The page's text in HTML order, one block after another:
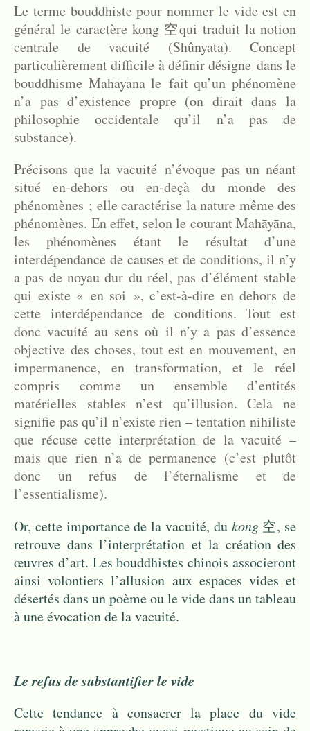
Le terme bouddhiste pour nommer le vide est en
général le caractère kong 空qui traduit la notion
centrale de vacuité (Shûnyata). Concept
particulièrement difficile à définir désigne dans le
bouddhisme Mahāyāna le fait qu’un phénomène
n’a pas d’existence propre (on dirait dans la
philosophie occidentale qu’il n’a pas de
substance).
Précisons que la vacuité n’évoque pas un néant
situé en-dehors ou en-deçà du monde des
phénomènes ; elle caractérise la nature même des
phénomènes. En effet, selon le courant Mahāyāna,
les phénomènes étant le résultat d’une
interdépendance de causes et de conditions, il n’y
a pas de noyau dur du réel, pas d’élément stable
qui existe « en soi », c’est-à-dire en dehors de
cette interdépendance de conditions. Tout est
donc vacuité au sens où il n’y a pas d’essence
objective des choses, tout est en mouvement, en
impermanence, en transformation, et le réel
compris comme un ensemble d’entités
matérielles stables n’est qu’illusion. Cela ne
signifie pas qu’il n’existe rien – tentation nihiliste
que récuse cette interprétation de la vacuité –
mais que rien n’a de permanence (c’est plutôt
donc un refus de l’éternalisme et de
l’essentialisme).
Or, cette importance de la vacuité, du kong空, se
retrouve dans l’interprétation et la création des
œuvres d’art. Les bouddhistes chinois associeront
ainsi volontiers l’allusion aux espaces vides et
désertés dans un poème ou le vide dans un tableau
à une évocation de la vacuité.
Le refus de substantifier le vide
Cette tendance à consacrer la place du vide